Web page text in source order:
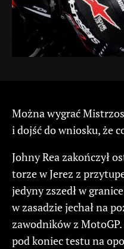
Można wygrać
i dojść do wniosku, że
Johny Rea zakończył
torze w Jerez z
jedyny zszedł w
w zasadzie jechał na
zawodników z
pod koniec testu na